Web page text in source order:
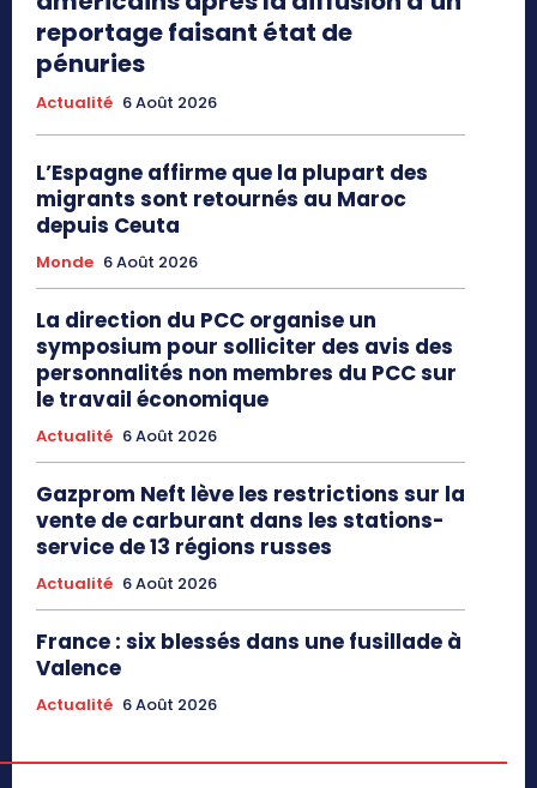
reportage faisant état de
pénuries
Actualité 6 Août 2026
L’Espagne affirme que la plupart des
migrants sont retournés au Maroc
depuis Ceuta
Monde 6 Août 2026
La direction du PCC organise un
symposium pour solliciter des avis des
personnalités non membres du PCC sur
le travail économique
Actualité 6 Août 2026
Gazprom Neft lève les restrictions sur la
vente de carburant dans les stations-
service de 13 régions russes
Actualité 6 Août 2026
France : six blessés dans une fusillade à
Valence
Actualité 6 Août 2026